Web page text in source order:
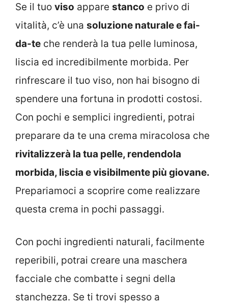
Se il tuo viso appare stanco e privo di
vitalità, c’è una soluzione naturale e fai-
da-te che renderà la tua pelle luminosa,
liscia ed incredibilmente morbida. Per
rinfrescare il tuo viso, non hai bisogno di
spendere una fortuna in prodotti costosi.
Con pochi e semplici ingredienti, potrai
preparare da te una crema miracolosa che
rivitalizzerà la tua pelle, rendendola
morbida, liscia e visibilmente più giovane.
Prepariamoci a scoprire come realizzare
questa crema in pochi passaggi.
Con pochi ingredienti naturali, facilmente
reperibili, potrai creare una maschera
facciale che combatte i segni della
stanchezza. Se ti trovi spesso a